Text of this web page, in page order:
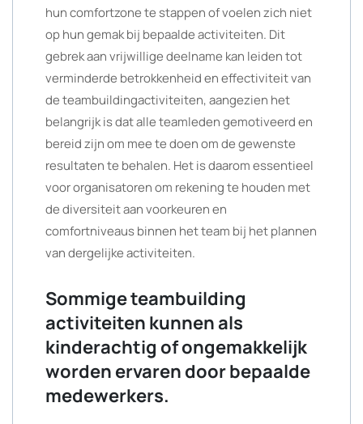
hun comfortzone te stappen of voelen zich niet
op hun gemak bij bepaalde activiteiten. Dit
gebrek aan vrijwillige deelname kan leiden tot
verminderde betrokkenheid en effectiviteit van
de teambuildingactiviteiten, aangezien het
belangrijk is dat alle teamleden gemotiveerd en
bereid zijn om mee te doen om de gewenste
resultaten te behalen. Het is daarom essentieel
voor organisatoren om rekening te houden met
de diversiteit aan voorkeuren en
comfortniveaus binnen het team bij het plannen
van dergelijke activiteiten.
Sommige teambuilding
activiteiten kunnen als
kinderachtig of ongemakkelijk
worden ervaren door bepaalde
medewerkers.